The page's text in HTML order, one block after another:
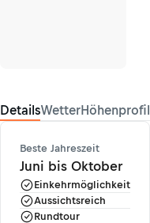
DetailsWetterHöhenprofil
Beste Jahreszeit
Juni bis Oktober
Einkehrmöglichkeit
Aussichtsreich
Rundtour